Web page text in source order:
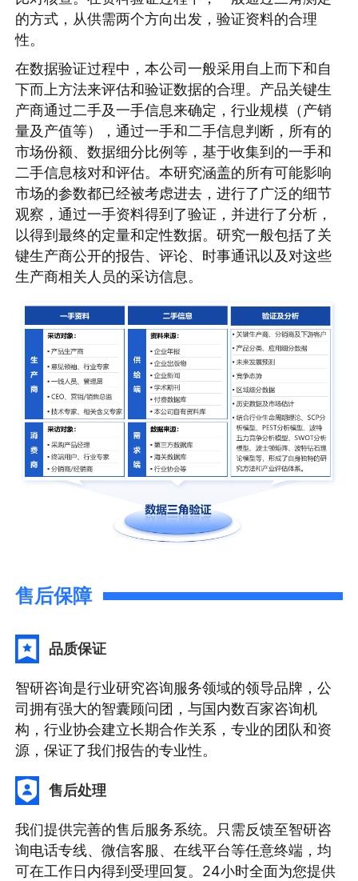
的方式，从供需两个方向出发，验证资料的合理
性。
在数据验证过程中，本公司一般采用自上而下和自
下而上方法来评估和验证数据的合理。产品关键生
产商通过二手及一手信息来确定，行业规模（产销
量及产值等），通过一手和二手信息判断，所有的
市场份额、数据细分比例等，基于收集到的一手和
二手信息核对和评估。本研究涵盖的所有可能影响
市场的参数都已经被考虑进去，进行了广泛的细节
观察，通过一手资料得到了验证，并进行了分析，
以得到最终的定量和定性数据。研究一般包括了关
键生产商公开的报告、评论、时事通讯以及对这些
生产商相关人员的采访信息。
售后保障
品质保证
智研咨询是行业研究咨询服务领域的领导品牌，公
司拥有强大的智囊顾问团，与国内数百家咨询机
构，行业协会建立长期合作关系，专业的团队和资
源，保证了我们报告的专业性。
售后处理
我们提供完善的售后服务系统。只需反馈至智研咨
询电话专线、微信客服、在线平台等任意终端，均
可在工作日内得到受理回复。24小时全面为您提供